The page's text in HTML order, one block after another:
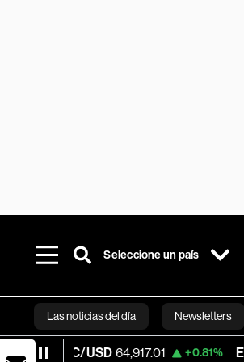
Seleccione un país
Las noticias del día Newsletters
BTC/USD 64,917.01 +0.81% ETH/USD